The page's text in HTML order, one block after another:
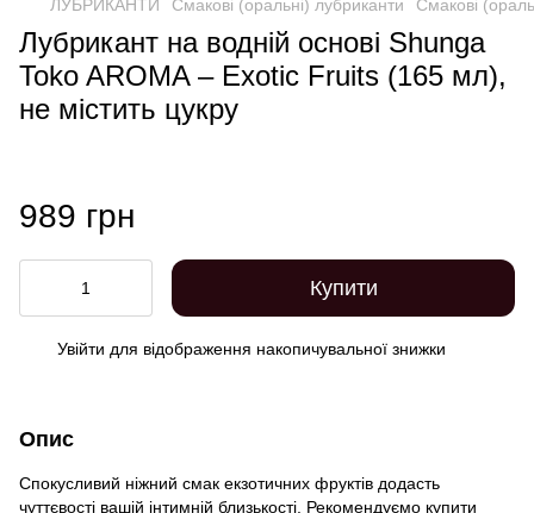
ЛУБРИКАНТИ Смакові (оральні) лубриканти Смакові
Лубрикант на водній основі Shunga
Toko AROMA – Exotic Fruits (165 мл),
не містить цукру
989 грн
Купити
Увійти для відображення накопичувальної знижки
Опис
Спокусливий ніжний смак екзотичних фруктів додасть
чуттєвості вашій інтимній близькості. Рекомендуємо купити